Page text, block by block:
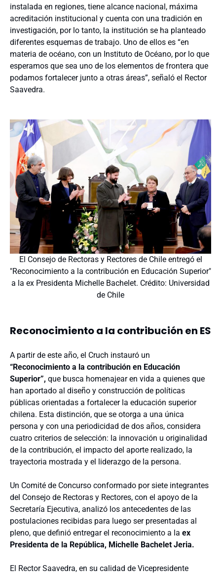
instalada en regiones, tiene alcance nacional, máxima
acreditación institucional y cuenta con una tradición en
investigación, por lo tanto, la institución se ha planteado
diferentes esquemas de trabajo. Uno de ellos es “en
materia de océano, con un Instituto de Océano, por lo que
esperamos que sea uno de los elementos de frontera que
podamos fortalecer junto a otras áreas”, señaló el Rector
Saavedra.
El Consejo de Rectoras y Rectores de Chile entregó el
"Reconocimiento a la contribución en Educación Superior"
a la ex Presidenta Michelle Bachelet. Crédito: Universidad
de Chile
Reconocimiento a la contribución en ES
A partir de este año, el Cruch instauró un
“Reconocimiento a la contribución en Educación
Superior”, que busca homenajear en vida a quienes que
han aportado al diseño y construcción de políticas
públicas orientadas a fortalecer la educación superior
chilena. Esta distinción, que se otorga a una única
persona y con una periodicidad de dos años, considera
cuatro criterios de selección: la innovación u originalidad
de la contribución, el impacto del aporte realizado, la
trayectoria mostrada y el liderazgo de la persona.
Un Comité de Concurso conformado por siete integrantes
del Consejo de Rectoras y Rectores, con el apoyo de la
Secretaría Ejecutiva, analizó los antecedentes de las
postulaciones recibidas para luego ser presentadas al
pleno, que definió entregar el reconocimiento a la ex
Presidenta de la República, Michelle Bachelet Jeria.
El Rector Saavedra, en su calidad de Vicepresidente